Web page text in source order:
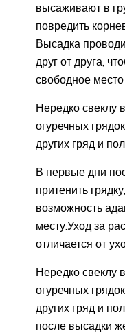
высаживают в
повредить
Высадка
друг от друга,
свободное
Нередко свеклу
огуречных
других гряд и
В первые дни
притенить
возможность
месту.Уход за
отличается от
Нередко свеклу
огуречных
других гряд и
после высадки